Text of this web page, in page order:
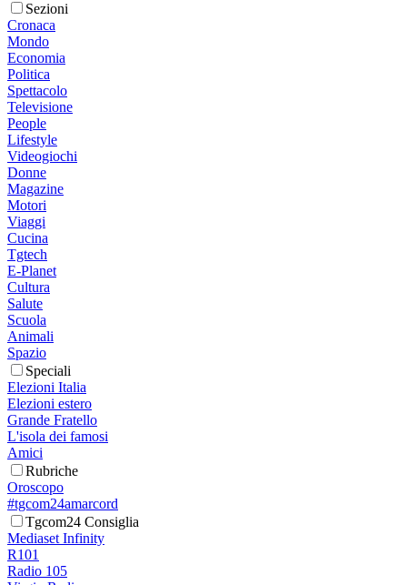
Sezioni
Cronaca
Mondo
Economia
Politica
Spettacolo
Televisione
People
Lifestyle
Videogiochi
Donne
Magazine
Motori
Viaggi
Cucina
Tgtech
E-Planet
Cultura
Salute
Scuola
Animali
Spazio
Speciali
Elezioni Italia
Elezioni estero
Grande Fratello
L'isola dei famosi
Amici
Rubriche
Oroscopo
#tgcom24amarcord
Tgcom24 Consiglia
Mediaset Infinity
R101
Radio 105